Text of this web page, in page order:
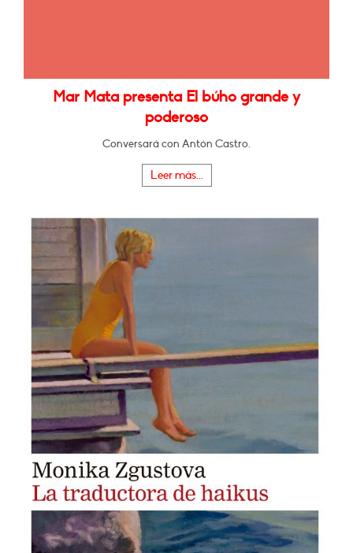
Mar Mata presenta El búho grande y
poderoso
Conversará con Antón Castro.
Leer más...